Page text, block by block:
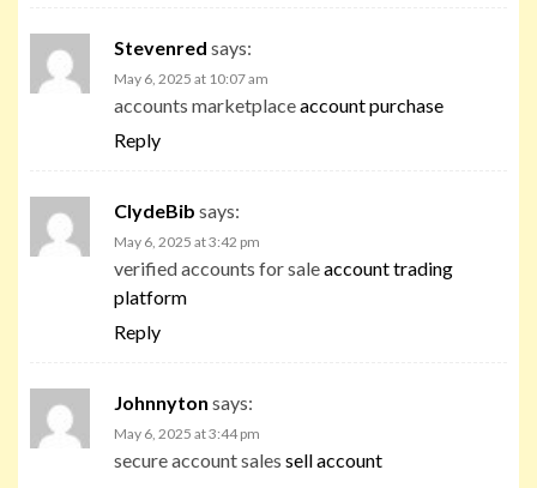
Stevenred says:
May 6, 2025 at 10:07 am
accounts marketplaceaccount purchase
Reply
ClydeBib says:
May 6, 2025 at 3:42 pm
verified accounts for saleaccount trading
platform
Reply
Johnnyton says:
May 6, 2025 at 3:44 pm
secure account sales sell account